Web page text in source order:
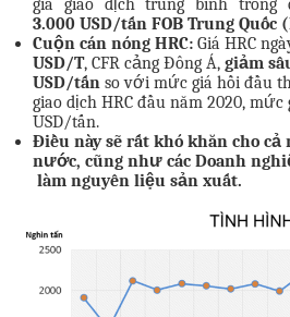
giá giao dịch trung bình trong
3.000 USD/tấn FOB Trung Quốc (
Cuộn cán nóng HRC: Giá HRC
USD/T, CFR cảng Đông Á, giảm
USD/tấn so với mức giá hồi đầu
giao dịch HRC đầu năm 2020,
USD/tấn.
Điều này sẽ rất khó khăn cho cả
nước, cũng như các Doanh
làm nguyên liệu sản xuất.